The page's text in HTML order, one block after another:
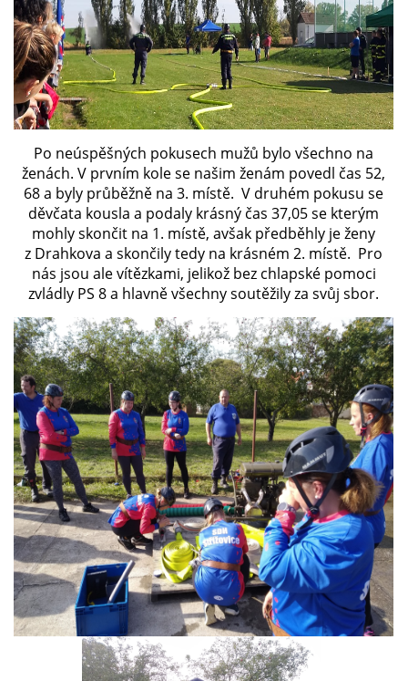
Po neúspěšných pokusech mužů bylo všechno na
ženách. V prvním kole se našim ženám povedl čas 52,
68 a byly průběžně na 3. místě. V druhém pokusu se
děvčata kousla a podaly krásný čas 37,05 se kterým
mohly skončit na 1. místě, avšak předběhly je ženy
z Drahkova a skončily tedy na krásném 2. místě. Pro
nás jsou ale vítězkami, jelikož bez chlapské pomoci
zvládly PS 8 a hlavně všechny soutěžily za svůj sbor.